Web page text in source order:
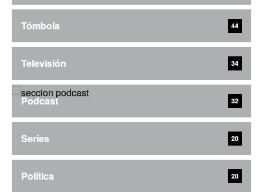
Tómbola 44
Televisión 34
Podcast 32
Series 20
Política 20